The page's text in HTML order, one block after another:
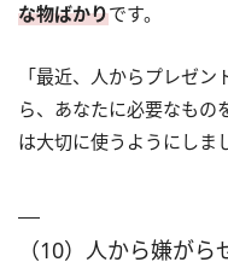
な物ばかりです。
「最近、人からプレゼ
ら、あなたに必要なもの
は大切に使うようにしま
（10）人から嫌がら